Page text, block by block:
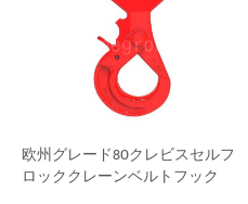
欧州グレード80クレビスセルフ
ロッククレーンベルトフック